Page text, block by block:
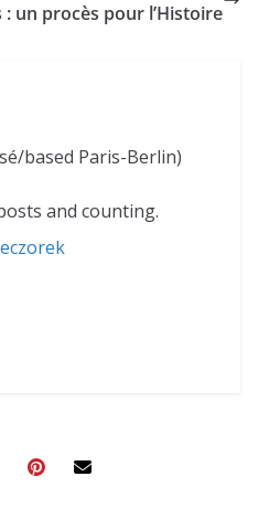
un procès pour l’Histoire
based Paris-Berlin)
and counting.